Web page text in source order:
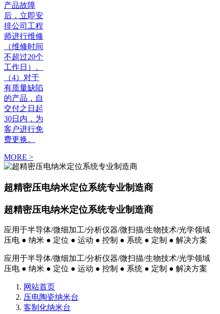
产品故障
后，立即安
排公司工程
师进行维修
（维修时间
不超过20个
工作日）。
（4）对于
有质量缺陷
的产品，自
交付之日起
30日内，为
客户进行免
费更换。
MORE >
超精密压电纳米定位系统专业制造商
超精密压电纳米定位系统专业制造商
应用于半导体/微细加工/分析仪器/微扫描/生物技术/光学领域
压电 ● 纳米 ● 定位 ● 运动 ● 控制 ● 系统 ● 定制 ● 解决方案
应用于半导体/微细加工/分析仪器/微扫描/生物技术/光学领域
压电 ● 纳米 ● 定位 ● 运动 ● 控制 ● 系统 ● 定制 ● 解决方案
网站首页
压电陶瓷纳米台
客制化纳米台